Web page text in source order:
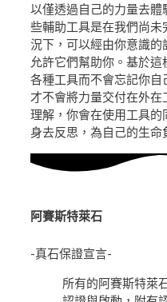
以僅透過自己的力量去
些輔助工具是在我們尚未
況下，可以經由你意識的
允許它們幫助你。基於
各種工具而不會忘記你自
才不會將力量交付在外在
理解，你會在使用工具的
身去反思，為自己的生命
阿賽斯特萊石
-真石保證宣言-
所有的阿賽斯特萊